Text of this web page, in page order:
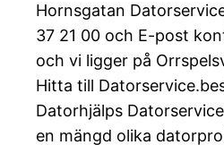
Hornsgatan
37 21 00 och E-post
och vi ligger på
Hitta till
Datorhjälps
en mängd olika